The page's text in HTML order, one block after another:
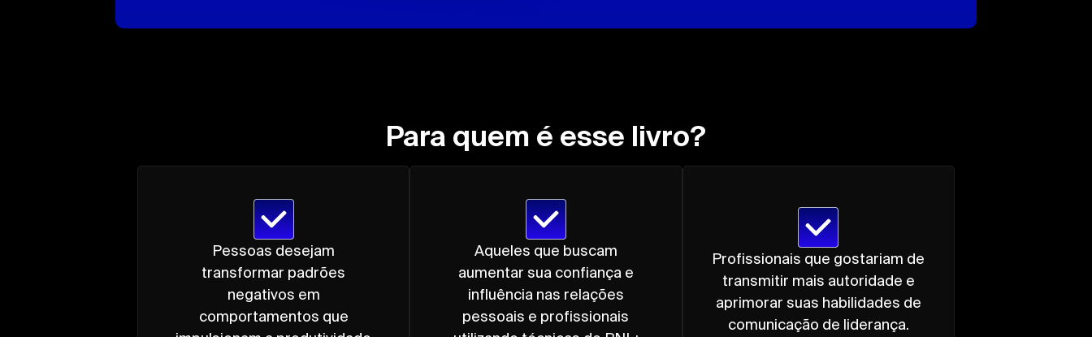
Para quem é esse livro?
Pessoas desejam
transformar padrões
negativos em
comportamentos que
Aqueles que buscam
aumentar sua confiança e
influência nas relações
pessoais e profissionais
Profissionais que gostariam de
transmitir mais autoridade e
aprimorar suas habilidades de
comunicação de liderança.